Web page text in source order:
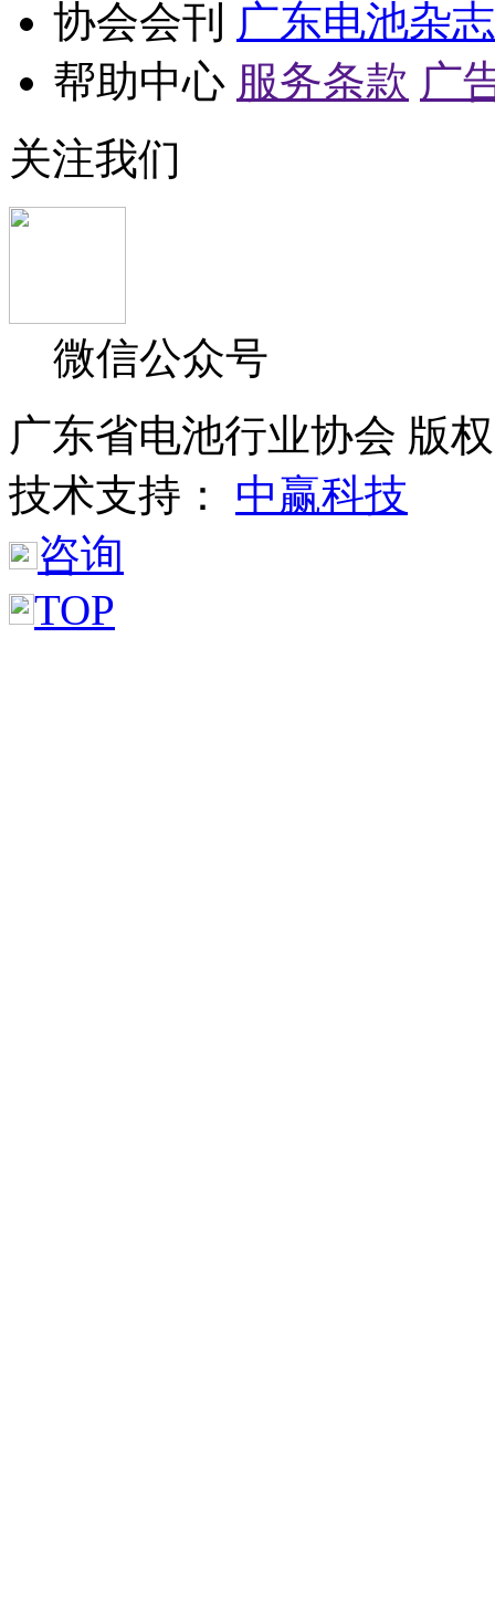
协会会刊 广东电池杂志
帮助中心 服务条款 广
关注我们
微信公众号
广东省电池行业协会 版
技术支持： 中赢科技
咨询
TOP